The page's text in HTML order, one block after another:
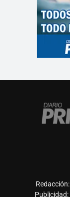
Redacción:
Publicidad: